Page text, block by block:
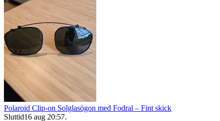
Polaroid Clip-on Solglasögon med Fodral – Fint skick
Sluttid16 aug 20:57.